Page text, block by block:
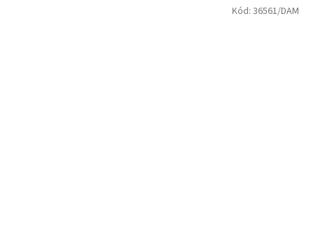
Kód: 36561/DAM